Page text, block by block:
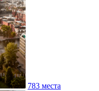
783 места